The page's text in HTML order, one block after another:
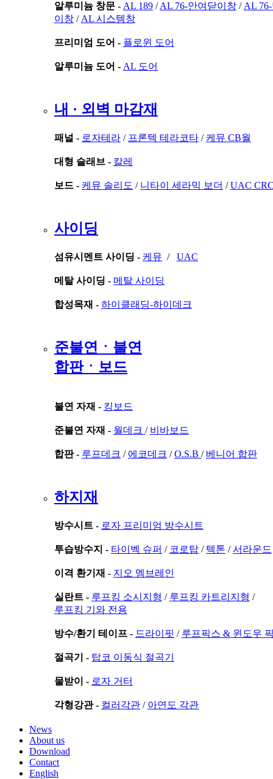
알루미늄 창문 - AL 189 /AL 76-안여닫이창 / AL
이창 / AL 시스템창
프리미엄 도어 - 플로윈 도어
알루미늄 도어 - AL 도어
내 · 외벽 마감재
패널 - 로자테라 / 프론텍 테라코타 / 케뮤 CB월
대형 슬래브 - 칼레
보드 - 케뮤 솔리도 / 니타이 세라믹 보더 /UAC
사이딩
섬유시멘트 사이딩 - 케뮤 / UAC
메탈 사이딩 - 메탈 사이딩
합성목재 - 하이클래딩-하이데크
준불연ㆍ불연
합판ㆍ보드
불연 자재 - 킹보드
준불연 자재 - 월데크 / 비바보드
합판 - 루프데크 / 에코데크 /O.S.B / 베니어 합판
하지재
방수시트 - 로자 프리미엄 방수시트
투습방수지 - 타이벡 슈퍼 / 코로탑 / 텍톤 /서라운드
이격 환기재 - 지오 멤브레인
실란트 - 루프킹 소시지형 / 루프킹 카트리지형 /
루프킹 기와 전용
방수/환기 테이프 - 드라이핏 / 루프픽스 & 윈도우
절곡기 - 탑코 이동식 절곡기
물받이 - 로자 거터
각형강관 - 컬러각관 / 아연도 각관
News
About us
Download
Contact
English